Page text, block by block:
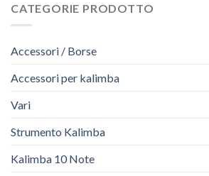
CATEGORIE PRODOTTO
Accessori / Borse
Accessori per kalimba
Vari
Strumento Kalimba
Kalimba 10 Note